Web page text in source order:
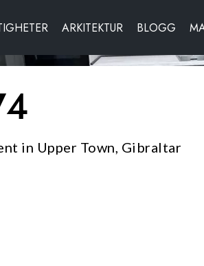
ARKITEKTUR BLOGG
in Upper Town, Gibraltar